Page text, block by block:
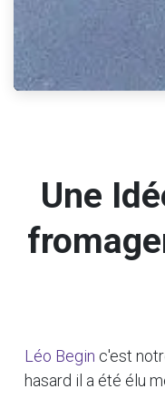
Une
Léo Begin c'est
hasard il a été élu